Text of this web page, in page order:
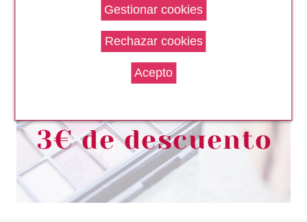
LAURA BIAGIOTTI ROMAMOR
23.95€